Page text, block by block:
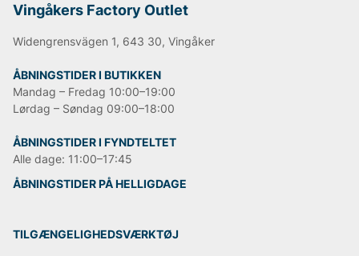
Vingåkers Factory Outlet
Widengrensvägen 1, 643 30, Vingåker
ÅBNINGSTIDER I BUTIKKEN
Mandag – Fredag 10:00–19:00
Lørdag – Søndag 09:00–18:00
ÅBNINGSTIDER I FYNDTELTET
Alle dage: 11:00–17:45
ÅBNINGSTIDER PÅ HELLIGDAGE
TILGÆNGELIGHEDSVÆRKTØJ